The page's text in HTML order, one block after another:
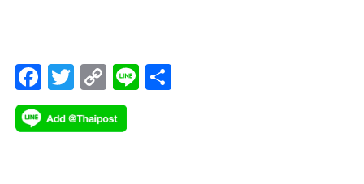
F
ac
e
T
wi
tt
C
o
p
Li